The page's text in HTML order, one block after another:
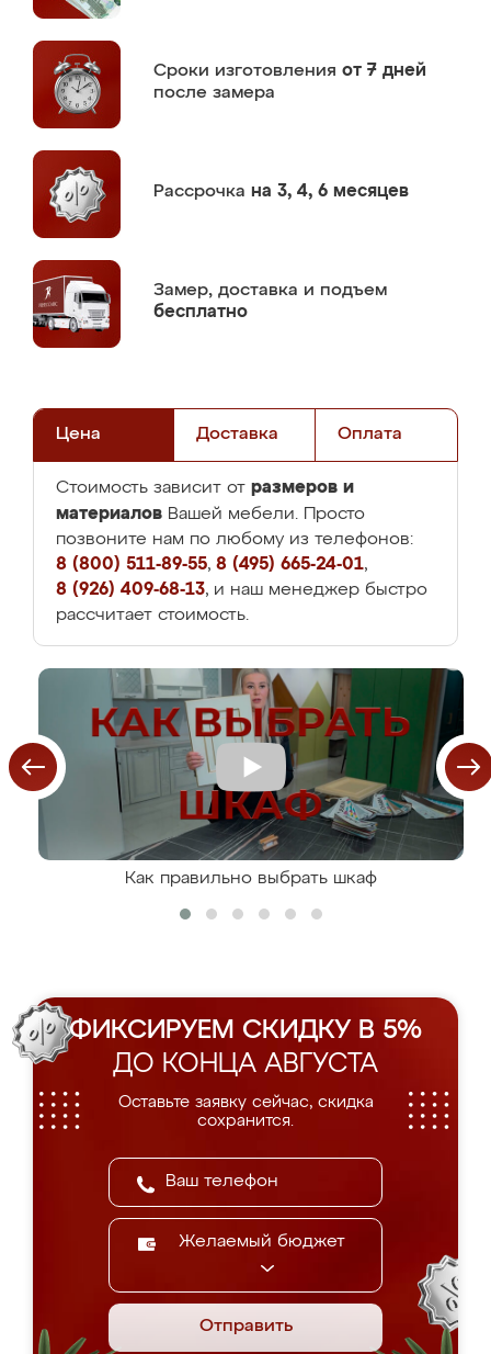
Сроки изготовления от 7 дней
после замера
Рассрочка на 3, 4, 6 месяцев
Замер, доставка и подъем
бесплатно
Цена Доставка Оплата
Стоимость зависит от размеров и
материалов Вашей мебели. Просто
позвоните нам по любому из телефонов:
8 (800) 511-89-55, 8 (495) 665-24-01,
8 (926) 409-68-13, и наш менеджер быстро
рассчитает стоимость.
Как правильно выбрать шкаф
ФИКСИРУЕМ СКИДКУ В 5%
ДО КОНЦА АВГУСТА
Оставьте заявку сейчас, скидка
сохранится.
Желаемый бюджет
Отправить